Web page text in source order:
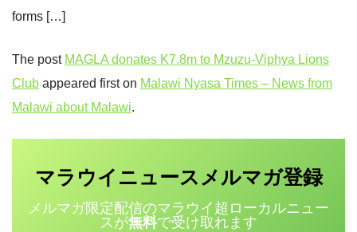
forms […]
The post MAGLA donates K7.8m to Mzuzu-Viphya Lions
Club appeared first on Malawi Nyasa Times – News from
Malawi about Malawi.
マラウイニュース メルマガ登録
メルマガ限定配信のマラウイ超ローカルニュー
スが無料で受け取れます